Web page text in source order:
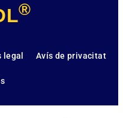
®
legal Avís de privacitat